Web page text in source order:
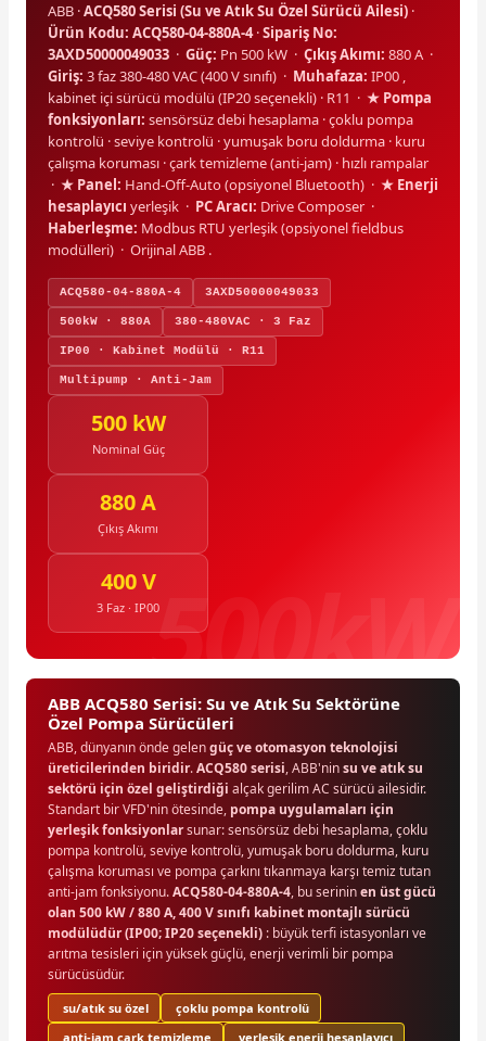
ABB ·ACQ580 Serisi (Su ve Atık Su Özel Sürücü Ailesi) ·
Ürün Kodu: ACQ580-04-880A-4·Sipariş No:
3AXD50000049033 · Güç: Pn 500 kW · Çıkış Akımı: 880 A ·
Giriş: 3 faz 380-480 VAC (400 V sınıfı) · Muhafaza: IP00 ,
kabinet içi sürücü modülü (IP20 seçenekli) · R11 · ★ Pompa
fonksiyonları: sensörsüz debi hesaplama · çoklu pompa
kontrolü · seviye kontrolü · yumuşak boru doldurma · kuru
çalışma koruması · çark temizleme (anti-jam) · hızlı rampalar
· ★ Panel: Hand-Off-Auto (opsiyonel Bluetooth) · ★ Enerji
hesaplayıcı yerleşik · PC Aracı: Drive Composer ·
Haberleşme: Modbus RTU yerleşik (opsiyonel fieldbus
modülleri) · Orijinal ABB .
ACQ580-04-880A-4 3AXD50000049033
500kW · 880A 380-480VAC · 3 Faz
IP00 · Kabinet Modülü · R11
Multipump · Anti-Jam
500 kW
Nominal Güç
880 A
Çıkış Akımı
400 V
3 Faz · IP00
ABB ACQ580 Serisi: Su ve Atık Su Sektörüne
Özel Pompa Sürücüleri
ABB, dünyanın önde gelengüç ve otomasyon teknolojisi
üreticilerinden biridir.ACQ580 serisi, ABB'ninsu ve atık su
sektörü için özel geliştirdiği alçak gerilim AC sürücü ailesidir.
Standart bir VFD'nin ötesinde, pompa uygulamaları için
yerleşik fonksiyonlarsunar: sensörsüz debi hesaplama, çoklu
pompa kontrolü, seviye kontrolü, yumuşak boru doldurma, kuru
çalışma koruması ve pompa çarkını tıkanmaya karşı temiz tutan
anti-jam fonksiyonu.ACQ580-04-880A-4, bu serininen üst gücü
olan 500 kW / 880 A, 400 V sınıfı kabinet montajlı sürücü
modülüdür (IP00; IP20 seçenekli) : büyük terfi istasyonları ve
arıtma tesisleri için yüksek güçlü, enerji verimli bir pompa
sürücüsüdür.
su/atık su özel
çoklu pompa kontrolü
anti-jam çark temizleme
yerleşik enerji hesaplayıcı